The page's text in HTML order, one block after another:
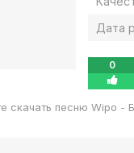
Дата
0
скачать песню Wipo -